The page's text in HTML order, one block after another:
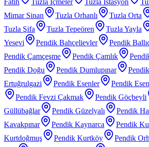
Fatih
Tuzla İçmeler Tuzla İstasyon
Mimar Sinan
Tuzla Orhanlı Tuzla Orta
Tuzla Şifa
Tuzla Tepeören Tuzla Yayla
Yesevi
Pendik Bahçelievler Pendik
Pendik Çamçeşme
Pendik Çamlık
Pendik Doğu
Pendik Dumlupınar
Ertuğrulgazi
Pendik Esenler Pendik
Pendik Fevzi Çakmak
Pendik Göçbeyli
Güllübağlar
Pendik Güzelyalı Pendik
Kavakpınar
Pendik Kaynarca Pendik
Kurtdoğmuş
Pendik Kurtköy Pendik